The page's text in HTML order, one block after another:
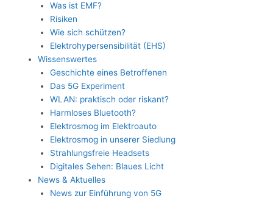
Was ist EMF?
Risiken
Wie sich schützen?
Elektrohypersensibilität (EHS)
Wissenswertes
Geschichte eines Betroffenen
Das 5G Experiment
WLAN: praktisch oder riskant?
Harmloses Bluetooth?
Elektrosmog im Elektroauto
Elektrosmog in unserer Siedlung
Strahlungsfreie Headsets
Digitales Sehen: Blaues Licht
News & Aktuelles
News zur Einführung von 5G